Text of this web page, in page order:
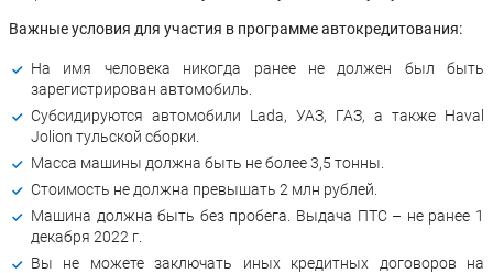
Важные условия для участия в программе автокредитования:
На имя человека никогда ранее не должен был быть
зарегистрирован автомобиль.
Субсидируются автомобили Lada, УАЗ, ГАЗ, а также Haval
Jolion тульской сборки.
Масса машины должна быть не более 3,5 тонны.
Стоимость не должна превышать 2 млн рублей.
Машина должна быть без пробега. Выдача ПТС – не ранее 1
декабря 2022 г.
Вы не можете заключать иных кредитных договоров на